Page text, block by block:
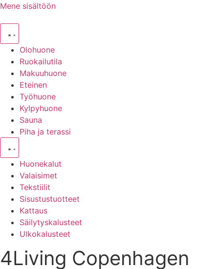
Mene sisältöön
Olohuone
Ruokailutila
Makuuhuone
Eteinen
Työhuone
Kylpyhuone
Sauna
Piha ja terassi
Huonekalut
Valaisimet
Tekstiilit
Sisustustuotteet
Kattaus
Säilytyskalusteet
Ulkokalusteet
4Living Copenhagen